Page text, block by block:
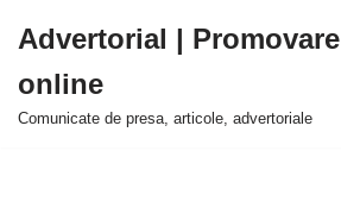
la
conținut
Advertorial | Promovare
online
Comunicate de presa, articole, advertoriale